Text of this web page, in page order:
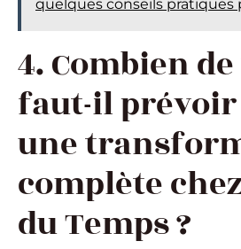
quelques conseils pratiques
4. Combien
faut-il
une
complète
du Temps ?